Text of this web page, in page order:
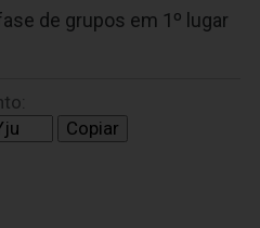
de grupos em 1º lugar
Copiar